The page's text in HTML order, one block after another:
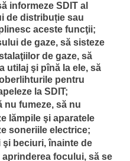
informeze SDIT al
de distribuție sau
aceste funcţii;
de gaze, să sisteze
de gaze, să
utilaj şi pînă la ele, să
pentru
la SDIT;
nu fumeze, să nu
lămpile şi aparatele
soneriile electrice;
şi beciuri, înainte de
focului, să se